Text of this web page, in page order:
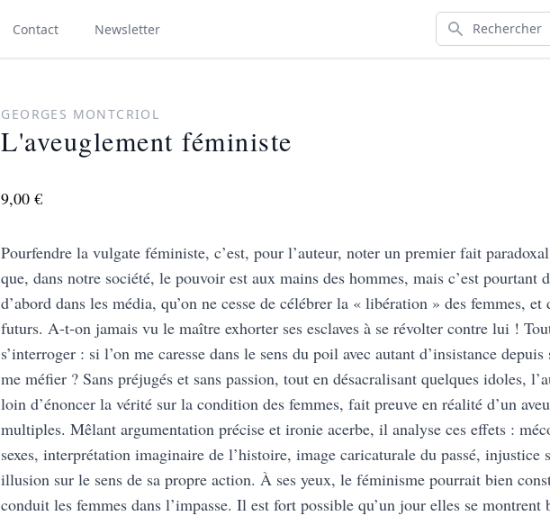
Contact Newsletter Rechercher
GEORGES MONTCRIOL
L'aveuglement féministe
9,00 €
Pourfendre la vulgate féministe, c’est, pour l’auteur, noter un premier fait
que, dans notre société, le pouvoir est aux mains des hommes, mais c’est pourtant
d’abord dans les média, qu’on ne cesse de célébrer la « libération » des femmes,
futurs. A-t-on jamais vu le maître exhorter ses esclaves à se révolter contre lui !
s’interroger : si l’on me caresse dans le sens du poil avec autant d’insistance
me méfier ? Sans préjugés et sans passion, tout en désacralisant quelques idoles,
loin d’énoncer la vérité sur la condition des femmes, fait preuve en réalité d’un
multiples. Mêlant argumentation précise et ironie acerbe, il analyse ces effets :
sexes, interprétation imaginaire de l’histoire, image caricaturale du passé, injustice
illusion sur le sens de sa propre action. À ses yeux, le féminisme pourrait bien
conduit les femmes dans l’impasse. Il est fort possible qu’un jour elles se montrent